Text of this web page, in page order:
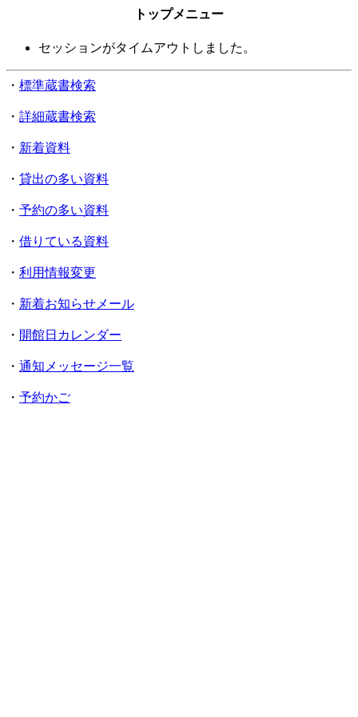
トップメニュー
セッションがタイムアウトしました。
・ 標準蔵書検索
・ 詳細蔵書検索
・ 新着資料
・ 貸出の多い資料
・ 予約の多い資料
・ 借りている資料
・ 利用情報変更
・ 新着お知らせメール
・ 開館日カレンダー
・ 通知メッセージ一覧
・ 予約かご